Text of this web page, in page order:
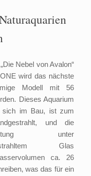
Nebel von Avalon“
wird das nächste
Modell mit 56
Dieses Aquarium
sich im Bau, ist zum
und die
unter
Glas
ca. 26
was das für ein